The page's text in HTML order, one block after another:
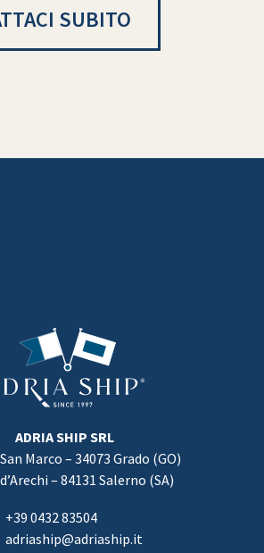
SUBITO
ADRIA SHIP SRL
Marco – 34073 Grado (GO)
– 84131 Salerno (SA)
+39 0432 83504
adriaship@adriaship.it